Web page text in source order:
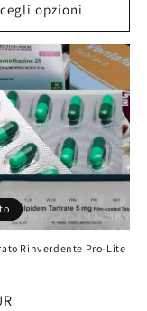
opzioni
Rinverdente Pro-Lite